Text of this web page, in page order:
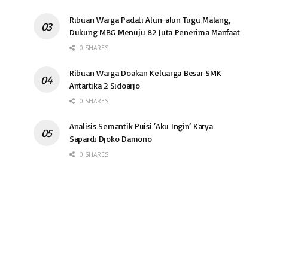
Ribuan Warga Padati Alun-alun Tugu Malang,
Dukung MBG Menuju 82 Juta Penerima Manfaat
0 SHARES
Ribuan Warga Doakan Keluarga Besar SMK
Antartika 2 Sidoarjo
0 SHARES
Analisis Semantik Puisi ‘Aku Ingin’ Karya
Sapardi Djoko Damono
0 SHARES